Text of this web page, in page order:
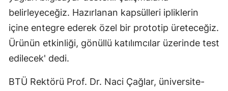
belirleyeceğiz. Hazırlanan kapsülleri ipliklerin
içine entegre ederek özel bir prototip üreteceğiz.
Ürünün etkinliği, gönüllü katılımcılar üzerinde test
edilecek' dedi.
BTÜ Rektörü Prof. Dr. Naci Çağlar, üniversite-